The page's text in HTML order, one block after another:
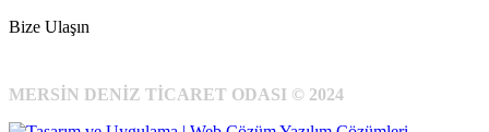
Bize Ulaşın
MERSİN DENİZ TİCARET ODASI © 2024